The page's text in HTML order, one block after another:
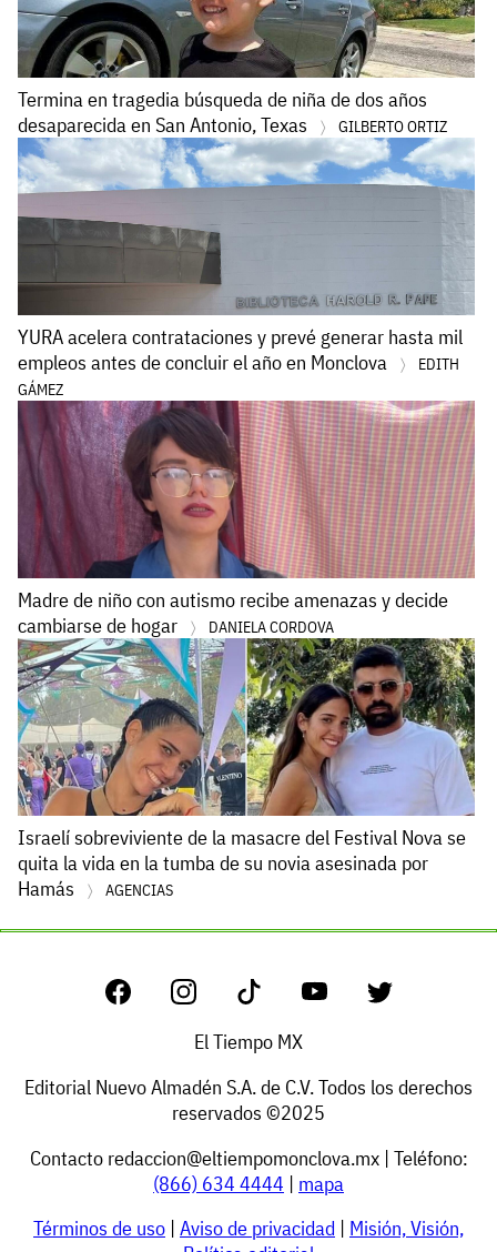
Termina en tragedia búsqueda de niña de dos años
desaparecida en San Antonio, Texas
GILBERTO ORTIZ
YURA acelera contrataciones y prevé generar hasta mil
empleos antes de concluir el año en Monclova
EDITH
GÁMEZ
Madre de niño con autismo recibe amenazas y decide
cambiarse de hogar
DANIELA CORDOVA
Israelí sobreviviente de la masacre del Festival Nova se
quita la vida en la tumba de su novia asesinada por
Hamás
AGENCIAS
El Tiempo MX
Editorial Nuevo Almadén S.A. de C.V. Todos los derechos
reservados ©2025
Contacto redaccion@eltiempomonclova.mx| Teléfono:
(866) 634 4444 | mapa
Términos de uso | Aviso de privacidad | Misión, Visión,